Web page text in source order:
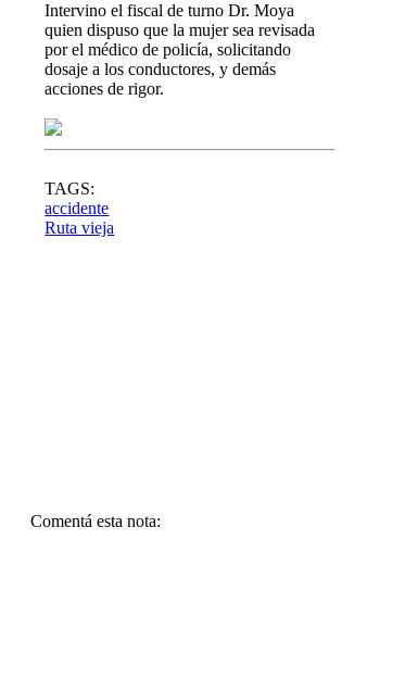
Intervino el fiscal de turno Dr. Moya
quien dispuso que la mujer sea revisada
por el médico de policía, solicitando
dosaje a los conductores, y demás
acciones de rigor.
TAGS:
accidente
Ruta vieja
Comentá esta nota: